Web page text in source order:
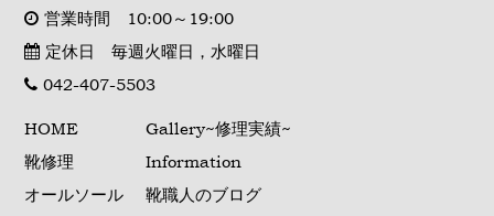
営業時間 10:00～19:00
定休日 毎週火曜日，水曜日
042-407-5503
HOME
靴修理
オールソール
Gallery~修理実績~
Information
靴職人のブログ